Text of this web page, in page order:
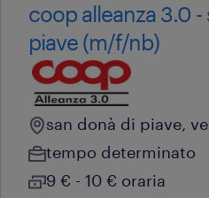
coop alleanza 3.0 -
piave (m/f/nb)
san donà di piave,
tempo determinato
9 € - 10 € oraria